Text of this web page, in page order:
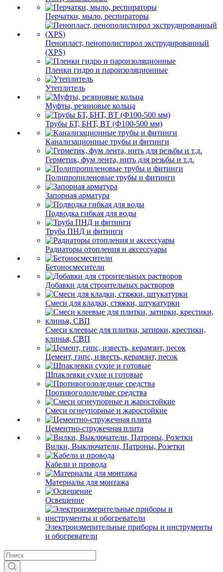
Перчатки, мыло, респираторы
Пенопласт, пенополистирол экструдированный
(XPS)
Пленки гидро и пароизоляционные
Утеплитель
Муфты, резиновые кольца
Трубы БТ, БНТ, ВТ (Ф100-500 мм)
Канализационные трубы и фитинги
Герметик, фум лента, нить для резьбы и т.д.
Полипропиленовые трубы и фитинги
Запорная арматура
Подводка гибкая для воды
Труба ПНД и фитинги
Радиаторы отопления и аксессуары
Бетоносмесители
Добавки для строительных растворов
Смеси для кладки, стяжки, штукатурки
Смеси клеевые для плитки, затирки, крестики,
клинья, СВП
Цемент, гипс, известь, керамзит, песок
Шпаклевки сухие и готовые
Противогололедные средства
Смеси огнеупорные и жаростойкие
Цементно-стружечная плита
Вилки, Выключатели, Патроны, Розетки
Кабели и провода
Материалы для монтажа
Освещение
Электроизмерительные приборы и инструменты
и обогреватели